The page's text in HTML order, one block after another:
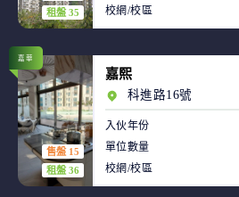
租盤 35
校網/校區
售盤 15
租盤 36
嘉華
嘉熙
科進路16號
入伙年份
單位數量
校網/校區